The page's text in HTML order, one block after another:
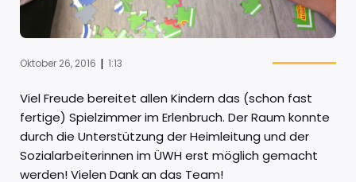
Oktober 26, 2016 | 1:13
Viel Freude bereitet allen Kindern das (schon fast
fertige) Spielzimmer im Erlenbruch. Der Raum konnte
durch die Unterstützung der Heimleitung und der
Sozialarbeiterinnen im ÜWH erst möglich gemacht
werden! Vielen Dank an das Team!